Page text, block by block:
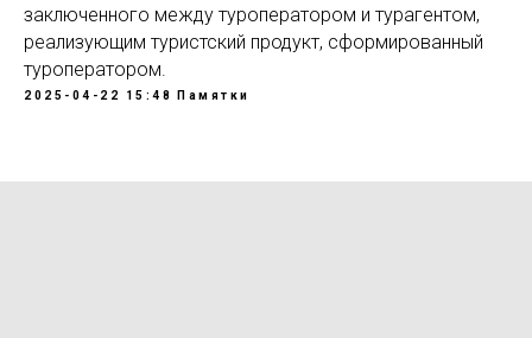
заключенного между туроператором и турагентом,
реализующим туристский продукт, сформированный
туроператором.
2025-04-22 15:48 Памятки